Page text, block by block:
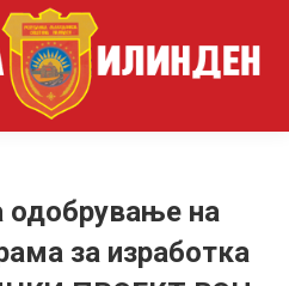
на
за изработка